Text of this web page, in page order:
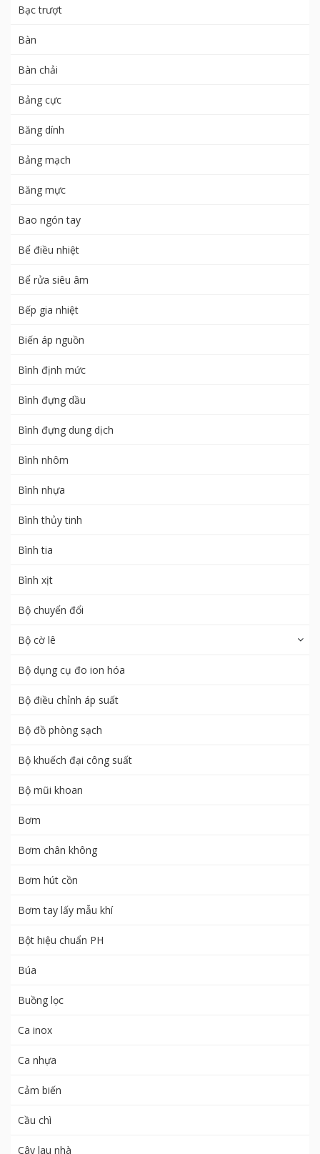
Bạc trượt
Bàn
Bàn chải
Bảng cực
Băng dính
Bảng mạch
Băng mực
Bao ngón tay
Bể điều nhiệt
Bể rửa siêu âm
Bếp gia nhiệt
Biến áp nguồn
Bình định mức
Bình đựng dầu
Bình đựng dung dịch
Bình nhôm
Bình nhựa
Bình thủy tinh
Bình tia
Bình xịt
Bộ chuyển đổi
Bộ cờ lê
Bộ dụng cụ đo ion hóa
Bộ điều chỉnh áp suất
Bộ đồ phòng sạch
Bộ khuếch đại công suất
Bộ mũi khoan
Bơm
Bơm chân không
Bơm hút cồn
Bơm tay lấy mẫu khí
Bột hiệu chuẩn PH
Búa
Buồng lọc
Ca inox
Ca nhựa
Cảm biến
Cầu chì
Cây lau nhà